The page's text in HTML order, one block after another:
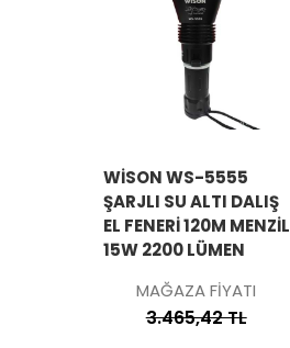
WISON WS-5555
ŞARJLI SU ALTI DALIŞ
EL FENERI 120M MENZIL
15W 2200 LÜMEN
MAĞAZA FİYATI
3.465,42 TL